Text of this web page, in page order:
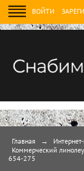
ВОЙТИ
Главная →
Коммерческий
654-275